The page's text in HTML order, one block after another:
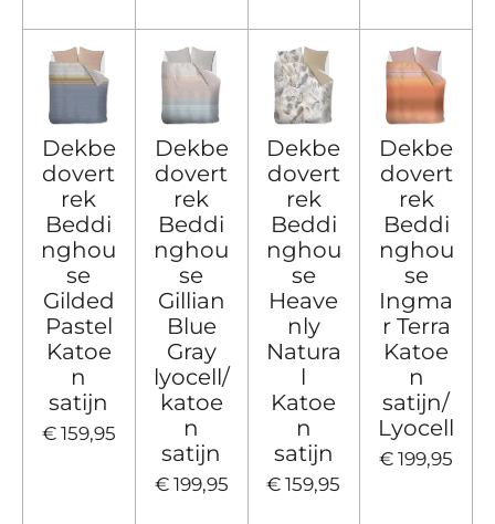
Dekbe
dovert
rek
Beddi
nghou
se
Gilded
Pastel
Katoe
n
satijn
€ 159,95
Dekbe
dovert
rek
Beddi
nghou
se
Gillian
Blue
Gray
lyocell/
katoe
n
satijn
€ 199,95
Dekbe
dovert
rek
Beddi
nghou
se
Heave
nly
Natura
l
Katoe
n
satijn
€ 159,95
Dekbe
dovert
rek
Beddi
nghou
se
Ingma
r Terra
Katoe
n
satijn/
Lyocell
€ 199,95